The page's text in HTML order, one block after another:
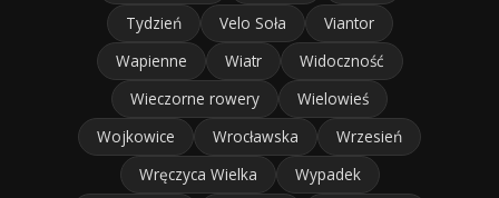
Tydzień
Velo Soła
Viantor
Wapienne
Wiatr
Widoczność
Wieczorne rowery
Wielowieś
Wojkowice
Wrocławska
Wrzesień
Wręczyca Wielka
Wypadek